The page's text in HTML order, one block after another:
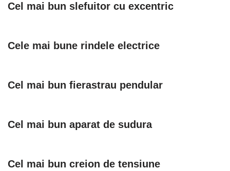
Cel mai bun slefuitor cu excentric
Cele mai bune rindele electrice
Cel mai bun fierastrau pendular
Cel mai bun aparat de sudura
Cel mai bun creion de tensiune